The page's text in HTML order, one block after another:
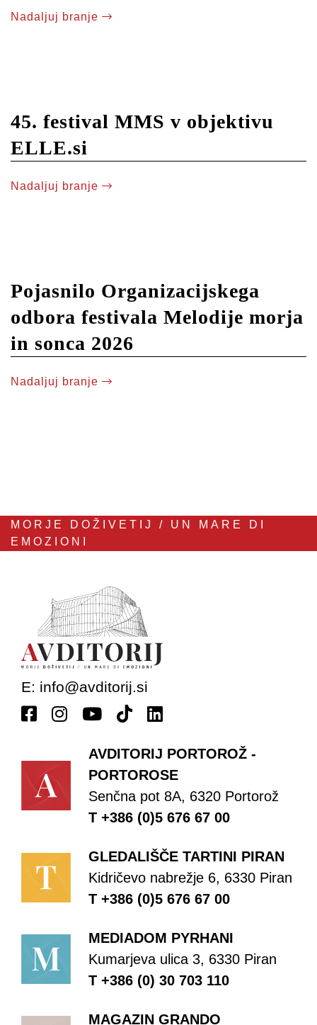
Nadaljuj branje
45. festival MMS v objektivu
ELLE.si
Nadaljuj branje
Pojasnilo Organizacijskega
odbora festivala Melodije morja
in sonca 2026
Nadaljuj branje
MORJE DOŽIVETIJ / UN MARE DI
EMOZIONI
E: info@avditorij.si
AVDITORIJ PORTOROŽ -
PORTOROSE
Senčna pot 8A, 6320 Portorož
T +386 (0)5 676 67 00
GLEDALIŠČE TARTINI PIRAN
Kidričevo nabrežje 6, 6330 Piran
T +386 (0)5 676 67 00
MEDIADOM PYRHANI
Kumarjeva ulica 3, 6330 Piran
T +386 (0) 30 703 110
MAGAZIN GRANDO